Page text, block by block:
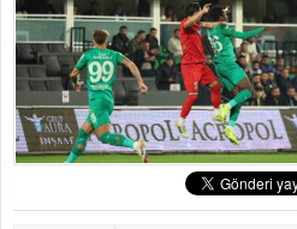
ORMAN
Marmaris’teki